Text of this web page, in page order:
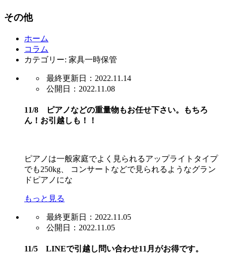
その他
ホーム
コラム
カテゴリー: 家具一時保管
最終更新日：2022.11.14
公開日：2022.11.08
11/8 ピアノなどの重量物もお任せ下さい。もちろ
ん！お引越しも！！
ピアノは一般家庭でよく見られるアップライトタイプ
でも250kg、 コンサートなどで見られるようなグラン
ドピアノにな
もっと見る
最終更新日：2022.11.05
公開日：2022.11.05
11/5 LINEで引越し問い合わせ11月がお得です。